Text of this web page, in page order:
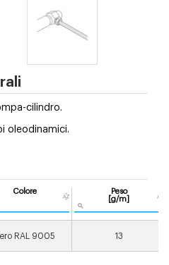
cilindro.
oleodinamici.
Colore
Peso
[g/m]
RAL 9005 13